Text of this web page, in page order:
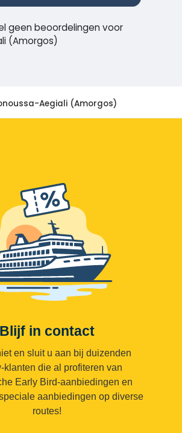
geen beoordelingen voor
(Amorgos)
Aegiali (Amorgos)
Blijf in contact
en sluit u aan bij duizenden
klanten die al profiteren van
Early Bird-aanbiedingen en
aanbiedingen op diverse
routes!